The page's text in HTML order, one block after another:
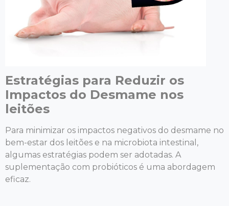
Estratégias para Reduzir os
Impactos do Desmame nos
leitões
Para minimizar os impactos negativos do desmame no
bem-estar dos leitões e na microbiota intestinal,
algumas estratégias podem ser adotadas. A
suplementação com probióticos é uma abordagem
eficaz.